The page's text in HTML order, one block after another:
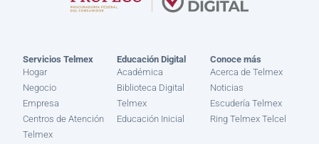
Servicios Telmex
Hogar
Negocio
Empresa
Centros de Atención
Telmex
Educación Digital
Académica
Biblioteca Digital
Telmex
Educación Inicial
Conoce más
Acerca de Telmex
Noticias
Escudería Telmex
Ring Telmex Telcel